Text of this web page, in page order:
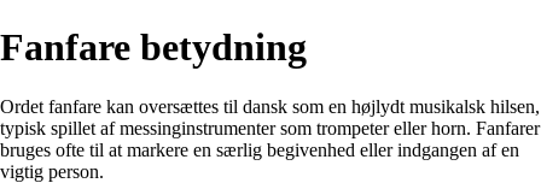
Fanfare betydning
Ordet fanfare kan oversættes til dansk som en højlydt musikalsk hilsen,
typisk spillet af messinginstrumenter som trompeter eller horn. Fanfarer
bruges ofte til at markere en særlig begivenhed eller indgangen af en
vigtig person.